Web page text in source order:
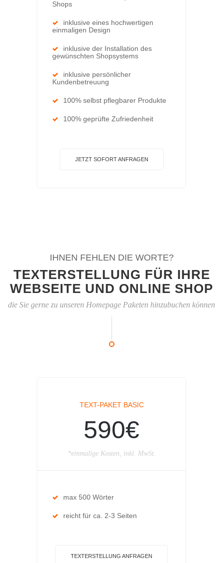
Shops
inklusive eines hochwertigen
einmaligen Design
inklusive der Installation des
gewünschten Shopsystems
inklusive persönlicher
Kundenbetreuung
100% selbst pflegbarer Produkte
100% geprüfte Zufriedenheit
JETZT SOFORT ANFRAGEN
IHNEN FEHLEN DIE WORTE?
TEXTERSTELLUNG FÜR IHRE
WEBSEITE UND ONLINE SHOP
die Sie gerne zu unseren Homepage Paketen hinzubuchen können
TEXT-PAKET BASIC
590€
*einmalige Kosten, inkl. MwSt.
max 500 Wörter
reicht für ca. 2-3 Seiten
TEXTERSTELLUNG ANFRAGEN